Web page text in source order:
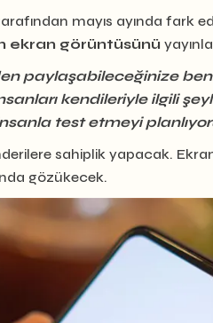
arafından mayıs ayında fark
ekran görüntüsünü
paylaşabileceğinize
kendileriyle ilgili
test etmeyi
sahiplik yapacak.
gözükecek.